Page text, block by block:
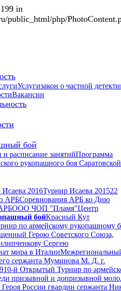
in
public_html/php/
Услугизакон о частной
Вакансии
бой
расписание занятийПрограмма
рукопашного боя Саратовской
2016Турнир Исаева 201522
АРБСоревнования АРБ ко Дню
ООО ЧОП "Пламя"Центр
бойКрасный Кут
по армейскому рукопашному
Герою Советского Союза,
Сергею
мира в Италии
сержанта Муминова М. Д. г.
10-й Открытый Турнир по
призывной и допризывной
России гвардии сержанта